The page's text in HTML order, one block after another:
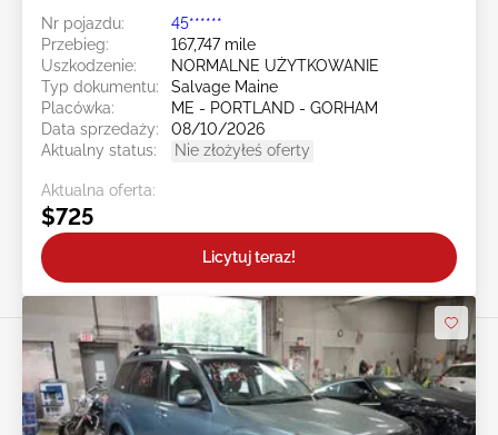
Nr pojazdu:
45******
Przebieg:
167,747 mile
Uszkodzenie:
NORMALNE UŻYTKOWANIE
Typ dokumentu:
Salvage Maine
Placówka:
ME - PORTLAND - GORHAM
Data sprzedaży:
08/10/2026
Aktualny status:
Nie złożyłeś oferty
Aktualna oferta:
$725
Licytuj teraz!